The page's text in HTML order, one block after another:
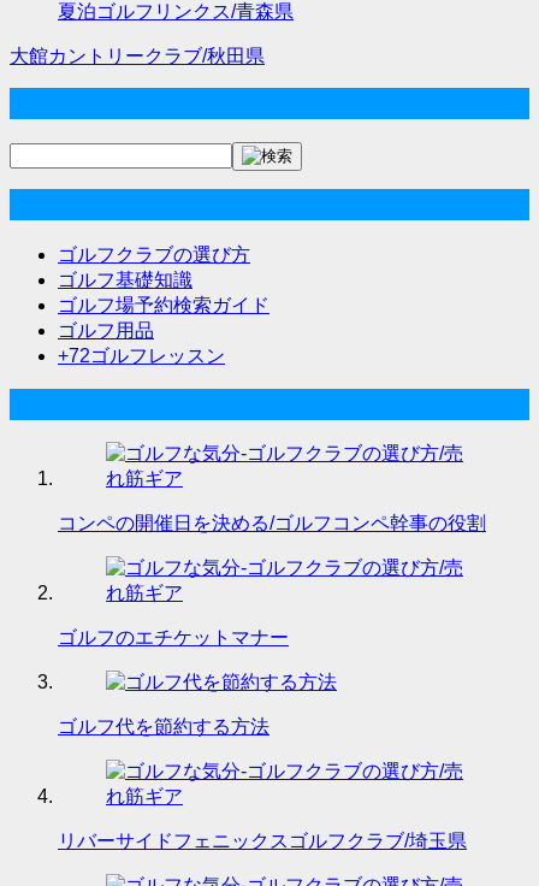
夏泊ゴルフリンクス/青森県
投
稿
ビ
ン
大館カントリークラブ/秋田県
ゴルフクラブの選び方
ゴルフ基礎知識
ゴルフ場予約検索ガイド
ゴルフ用品
+72ゴルフレッスン
コンペの開催日を決める/ゴルフコンペ幹事の役割
ゴルフのエチケットマナー
ゴルフ代を節約する方法
リバーサイドフェニックスゴルフクラブ/埼玉県